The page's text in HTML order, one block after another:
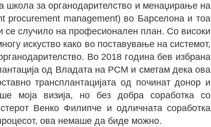
школа за органодарителство и менаџирање на
procurement management) во Барселона и тоа
се случило на професионален план. Со високи
искуство како во поставување на системот,
Во 2018 година бев избрана
од Владата на РСМ и сметам дека ова
трансплантацијата од починат донор и
моја визија, но без добра соработка со
Венко Филипче и одличната соработка
ова немаше да биде можно.